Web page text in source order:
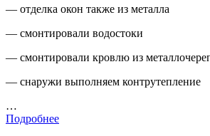
— отделка окон также из металла
— смонтировали водостоки
— смонтировали кровлю из
— снаружи выполняем контрутепление
…
Подробнее